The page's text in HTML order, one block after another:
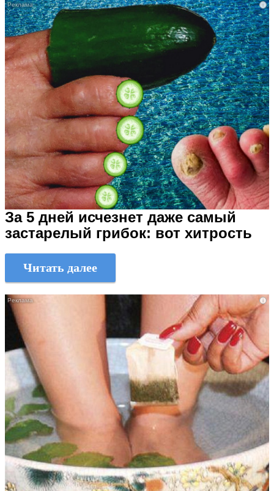
i
За 5 дней исчезнет даже самый
застарелый грибок: вот хитрость
Читать далее
i